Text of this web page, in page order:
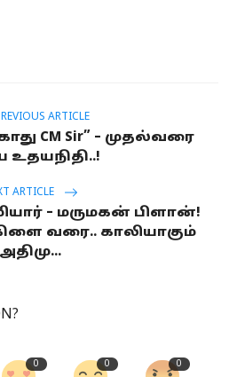
ARTICLE
CM Sir” – முதல்வரை
உதயநிதி..!
ARTICLE
– மருமகன் பிளான்!
வரை.. காலியாகும்
அதிமு...
0 0 0